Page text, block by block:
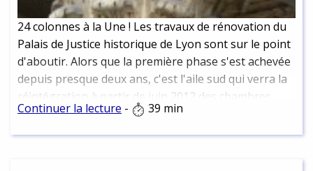
24 colonnes à la Une ! Les travaux de rénovation du
Palais de Justice historique de Lyon sont sur le point
d'aboutir. Alors que la première phase s'est achevée
depuis presque deux ans, c'est l'aile sud qui verra la
réintégration à partir de juin 2012 des chambres
civile, commerciale et sociale actuellement installés
Cours Lafayette. Malgré le déménagement des
Continuer la lecture - 39 min